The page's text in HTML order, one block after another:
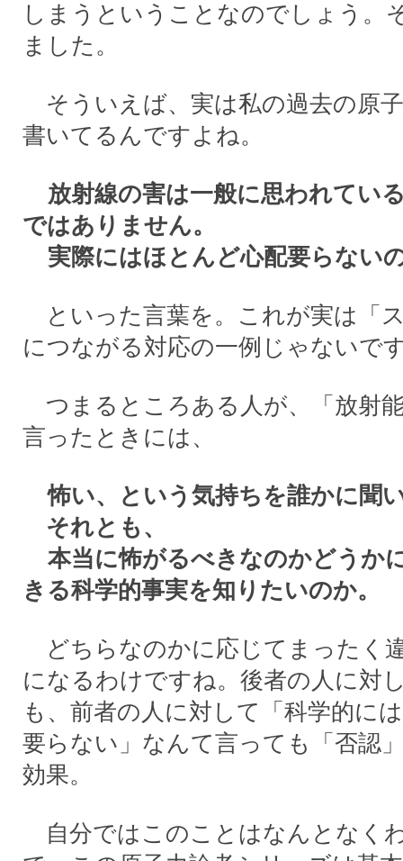
しまうということなのでしょう。
ました。
そういえば、実は私の過去の原
書いてるんですよね。
放射線の害は一般に思われてい
ではありません。
実際にはほとんど心配要らない
といった言葉を。これが実は「
につながる対応の一例じゃないで
つまるところある人が、「放射
言ったときには、
怖い、という気持ちを誰かに聞
それとも、
本当に怖がるべきなのかどうか
きる科学的事実を知りたいのか。
どちらなのかに応じてまったく
になるわけですね。後者の人に対
も、前者の人に対して「科学的に
要らない」なんて言っても「否認
効果。
自分ではこのことはなんとなく